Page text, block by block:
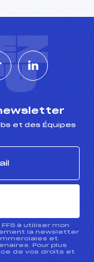
et des Équipes
à utiliser mon
la newsletter
et
Pour plus
de vos droits et